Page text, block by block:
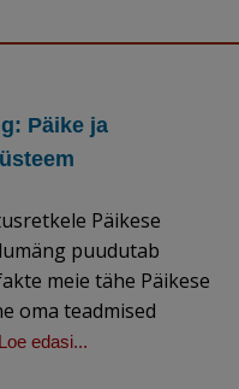
Päike ja
Päikese
puudutab
meie tähe Päikese
oma teadmised
Loe edasi...